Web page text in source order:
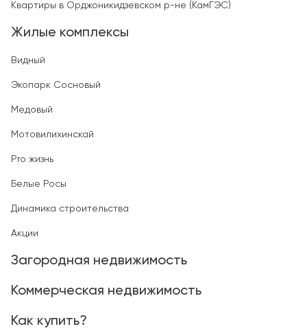
Квартиры в Орджоникидзевском р-не (КамГЭС)
Жилые комплексы
Видный
Экопарк Сосновый
Медовый
Мотовилихинскай
Pro жизнь
Белые Росы
Динамика строительства
Акции
Загородная недвижимость
Коммерческая недвижимость
Как купить?